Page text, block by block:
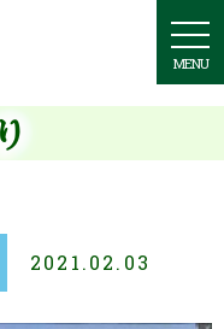
MENU
2021.02.03